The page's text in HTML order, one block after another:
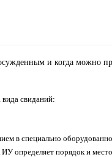
и когда можно
свиданий:
в специально
определяет порядок и